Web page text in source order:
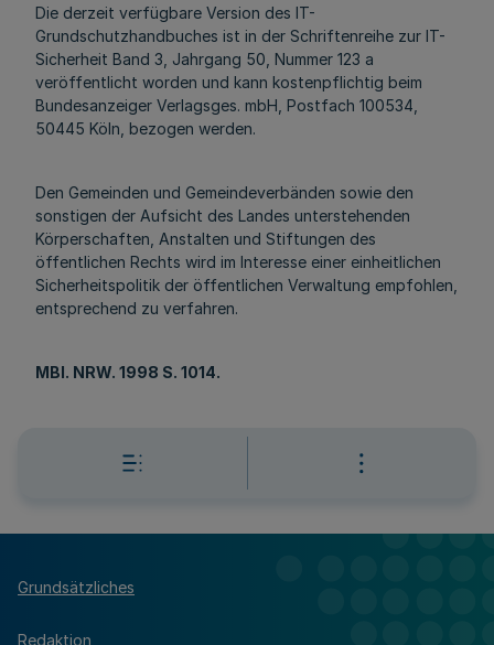
Die derzeit verfügbare Version des IT-
Grundschutzhandbuches ist in der Schriftenreihe zur IT-
Sicherheit Band 3, Jahrgang 50, Nummer 123 a
veröffentlicht worden und kann kostenpflichtig beim
Bundesanzeiger Verlagsges. mbH, Postfach 100534,
50445 Köln, bezogen werden.
Den Gemeinden und Gemeindeverbänden sowie den
sonstigen der Aufsicht des Landes unterstehenden
Körperschaften, Anstalten und Stiftungen des
öffentlichen Rechts wird im Interesse einer einheitlichen
Sicherheitspolitik der öffentlichen Verwaltung empfohlen,
entsprechend zu verfahren.
MBl. NRW. 1998 S. 1014.
Grundsätzliches
Redaktion